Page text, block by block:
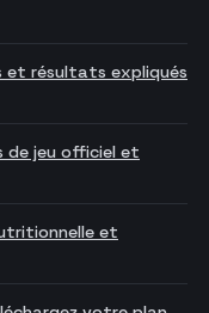
et résultats expliqués
de jeu officiel et
et